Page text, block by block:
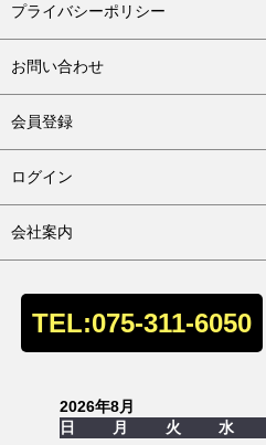
プライバシーポリシー
お問い合わせ
会員登録
ログイン
会社案内
TEL:075-311-6050
2026年8月
日
月 火 水